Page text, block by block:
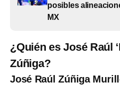
posibles
MX
¿Quién es José Raúl
Zúñiga?
José Raúl Zúñiga